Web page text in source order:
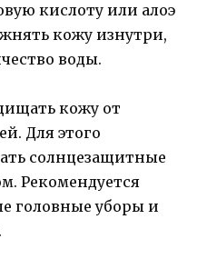
кислоту или алоэ
кожу изнутри,
воды.
кожу от
Для этого
солнцезащитные
Рекомендуется
головные уборы и